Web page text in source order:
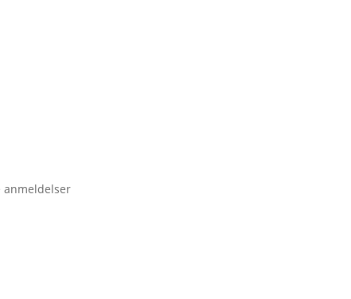
anmeldelser